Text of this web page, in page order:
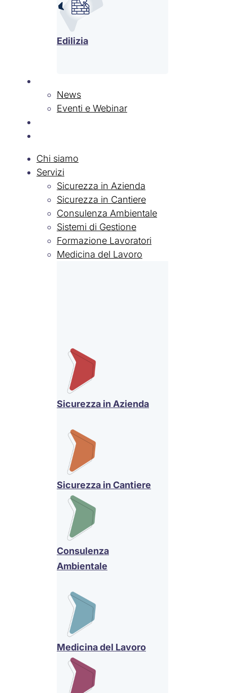
Edilizia
News
Eventi e Webinar
Chi siamo
Servizi
Sicurezza in Azienda
Sicurezza in Cantiere
Consulenza Ambientale
Sistemi di Gestione
Formazione Lavoratori
Medicina del Lavoro
Sicurezza in Azienda
Sicurezza in Cantiere
Consulenza
Ambientale
Medicina del Lavoro